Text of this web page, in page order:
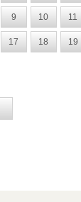
9 10 11
17 18 19